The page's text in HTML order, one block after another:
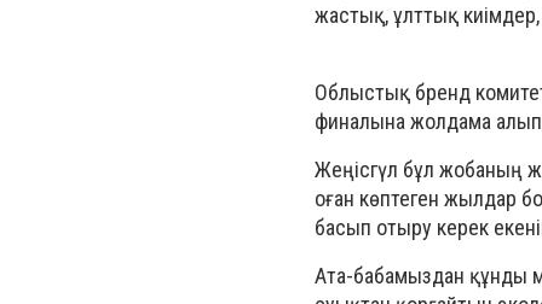
жастық, ұлттық
Облыстық бренд
финалына жолдама
Жеңісгүл бұл жобаның
оған көптеген жылдар
басып отыру керек
Ата-бабамыздан құнды